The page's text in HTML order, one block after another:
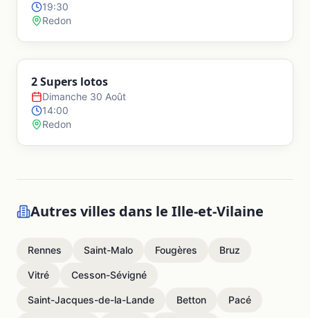
19:30
Redon
2 Supers lotos
Dimanche 30 Août
14:00
Redon
Autres villes dans le Ille-et-Vilaine
Rennes Saint-Malo Fougères Bruz
Vitré Cesson-Sévigné
Saint-Jacques-de-la-Lande Betton Pacé